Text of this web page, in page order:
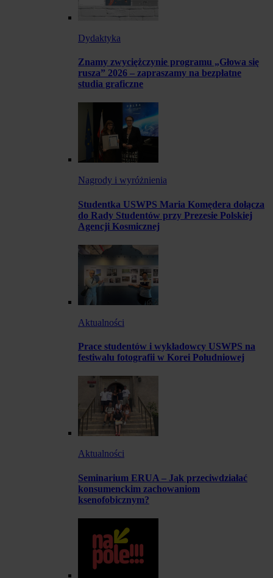
Dydaktyka
Znamy zwyciężczynie programu „Głowa się
rusza” 2026 – zapraszamy na bezpłatne
studia graficzne
Nagrody i wyróżnienia
Studentka USWPS Maria Komędera dołącza
do Rady Studentów przy Prezesie Polskiej
Agencji Kosmicznej
Aktualności
Prace studentów i wykładowcy USWPS na
festiwalu fotografii w Korei Południowej
Aktualności
Seminarium ERUA – Jak przeciwdziałać
konsumenckim zachowaniom
ksenofobicznym?